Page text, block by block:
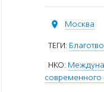
Москва
ТЕГИ:
НКО: